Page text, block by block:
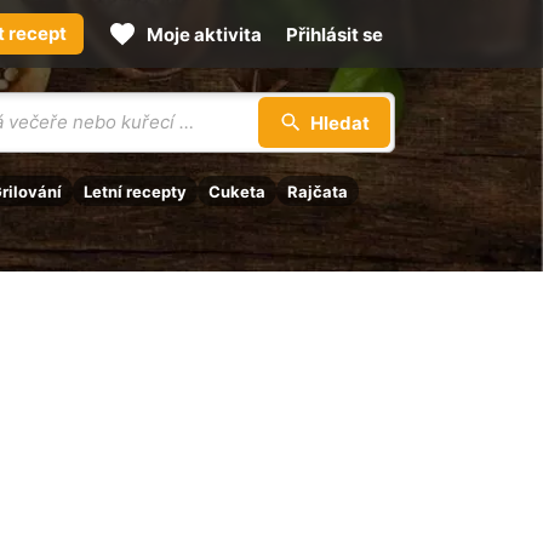
Hledat
Letní recepty Cuketa Rajčata
recept Moje aktivita Přihlásit se